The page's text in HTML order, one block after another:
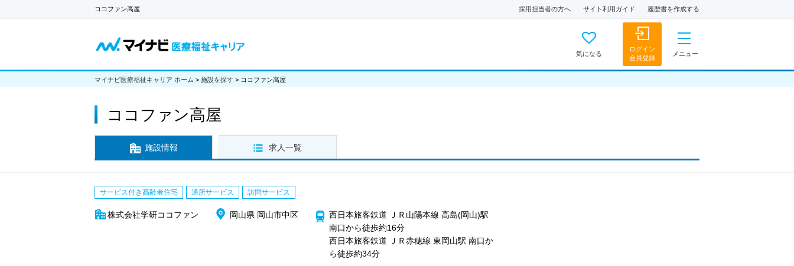
ココファン高屋 採用担当者の方へ サイト利用ガイド 履歴書を作成する
気になる
ログイン
会員登録
メニュー
マイナビ医療福祉キャリア ホーム > 施設を探す > ココファン高屋
ココファン高屋
施設情報 求人一覧
サービス付き高齢者住宅 通所サービス 訪問サービス
株式会社学研ココファン 岡山県 岡山市中区
西日本旅客鉄道 ＪＲ山陽本線 高島(岡山)駅
南口から徒歩約16分
西日本旅客鉄道 ＪＲ赤穂線 東岡山駅 南口か
ら徒歩約34分